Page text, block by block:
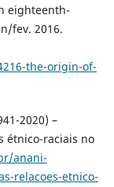
eighteenth-
fev. 2016.
the-origin-of-
2020) –
étnico-raciais no
anani-
relacoes-etnico-